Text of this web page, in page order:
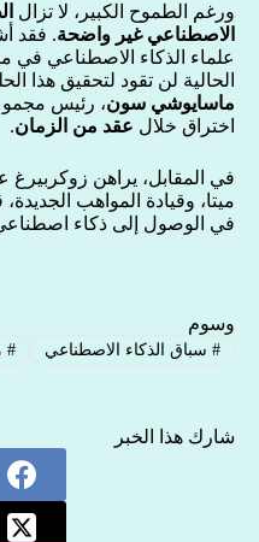
ورغم الطموح الكبير، لا تزال
الاصطناعي غير واضحة. فقد
علماء الذكاء الاصطناعي في
الحالية لن تقود لتحقيق هذا
ماسايوشي سون، رئيس
اختراق خلال عقد من الزمان.
في المقابل، يراهن زوكربيرغ
ميتا، وقيادة المواهب
في الوصول إلى ذكاء اصطناعي
وسوم
#سباق الذكاء الاصطناعي #
شارك هذا الخبر